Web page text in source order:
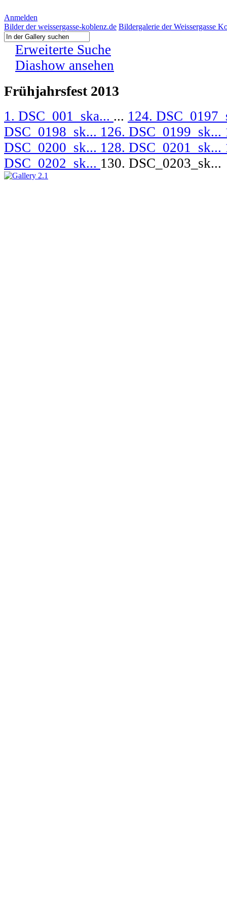
Anmelden
Bilder der weissergasse-koblenz.de Bildergalerie der Weissergasse
Erweiterte Suche
Diashow ansehen
Frühjahrsfest 2013
1. DSC_001_ska... ... 124.
DSC_0198_sk... 126. DSC_0199_sk...
DSC_0200_sk... 128. DSC_0201_sk...
DSC_0202_sk... 130. DSC_0203_sk...